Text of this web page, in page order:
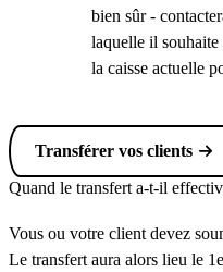
bien sûr -
laquelle il souhaite
la caisse actuelle
Transférer vos clients
Quand le transfert a-t-il
Vous ou votre client devez
Le transfert aura alors lieu le